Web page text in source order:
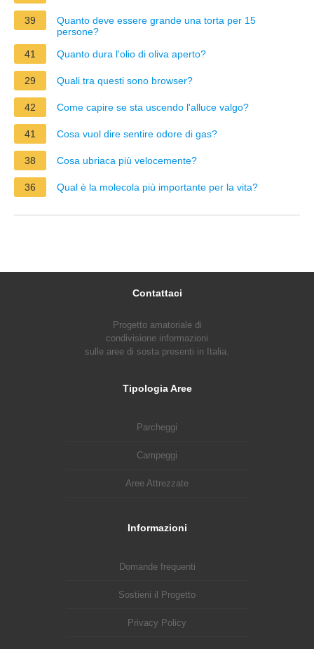
39
Quanto deve essere grande una torta per 15
persone?
41
Quanto dura l'olio di oliva aperto?
29 Quali tra questi sono browser?
42 Come capire se sta uscendo l'alluce valgo?
41 Cosa vuol dire sentire odore di gas?
38 Cosa ubriaca più velocemente?
36 Qual è la molecola più importante per la vita?
Contattaci
Progetto amatoriale di
condivisione informazioni
sulle aree di sosta presenti in Italia.
Tipologia Aree
Parcheggi
Campeggi
Aree Attrezzate
Informazioni
Domande frequenti
Sostieni il Progetto
Privacy Policy